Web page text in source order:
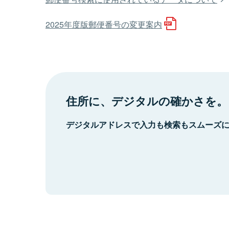
2025年度版郵便番号の変更案内
住所に、デジタルの確かさを。
デジタルアドレスで入力も検索もスムーズ